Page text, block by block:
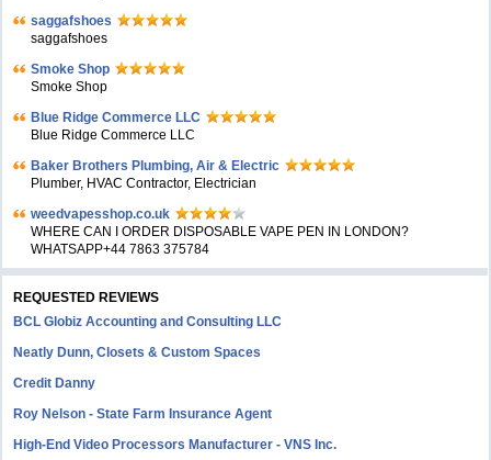
saggafshoes
saggafshoes
Smoke Shop
Smoke Shop
Blue Ridge Commerce LLC
Blue Ridge Commerce LLC
Baker Brothers Plumbing, Air & Electric
Plumber, HVAC Contractor, Electrician
weedvapesshop.co.uk
WHERE CAN I ORDER DISPOSABLE VAPE PEN IN LONDON?
WHATSAPP+44 7863 375784
REQUESTED REVIEWS
BCL Globiz Accounting and Consulting LLC
Neatly Dunn, Closets & Custom Spaces
Credit Danny
Roy Nelson - State Farm Insurance Agent
High-End Video Processors Manufacturer - VNS Inc.